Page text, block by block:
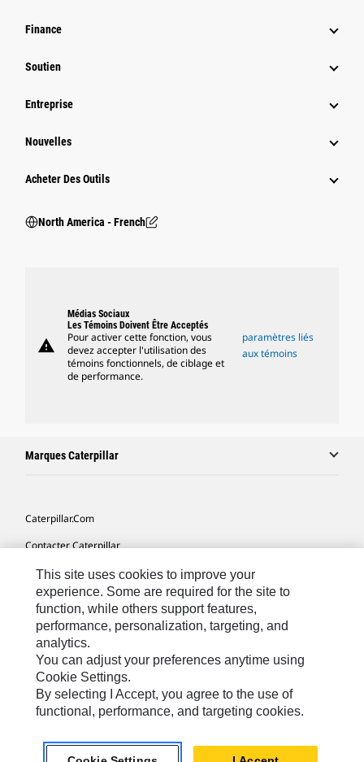
Finance
Soutien
Entreprise
Nouvelles
Acheter Des Outils
North America - French
warning
Médias Sociaux
Les Témoins Doivent Être Acceptés
Pour activer cette fonction, vous
devez accepter l'utilisation des
témoins fonctionnels, de ciblage et
de performance.
paramètres liés
aux témoins
Marques Caterpillar
Caterpillar.com
Contacter Caterpillar
Mes Préférences Marketing
Plan Du Site
Cookie Settings
Légales
Confidentialité
North America - French© 2026 Caterpillar. Tous droits réservés.
This site uses cookies to improve your
experience. Some are required for the site to
function, while others support features,
performance, personalization, targeting, and
analytics.
You can adjust your preferences anytime using
Cookie Settings.
By selecting I Accept, you agree to the use of
functional, performance, and targeting cookies.